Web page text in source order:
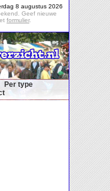
8 augustus 2026
Geef nieuwe
formulier.
Per type